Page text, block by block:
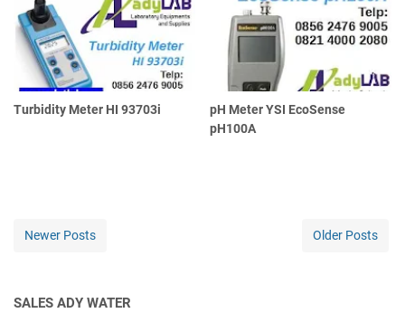
Turbidity Meter HI 93703i
pH Meter YSI EcoSense
pH100A
Newer Posts Older Posts
SALES ADY WATER